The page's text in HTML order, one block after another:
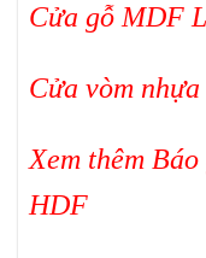
Cửa gỗ MDF
Cửa vòm
Xem thêm
HDF